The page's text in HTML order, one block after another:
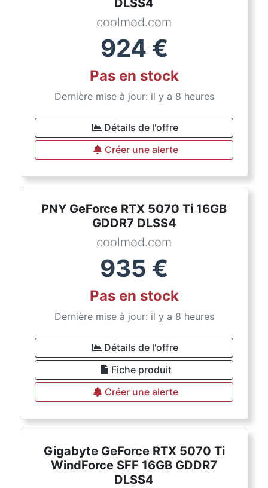
DLSS4
coolmod.com
924 €
Pas en stock
Dernière mise à jour: il y a 8 heures
Détails de l'offre
Créer une alerte
PNY GeForce RTX 5070 Ti 16GB
GDDR7 DLSS4
coolmod.com
935 €
Pas en stock
Dernière mise à jour: il y a 8 heures
Détails de l'offre
Fiche produit
Créer une alerte
Gigabyte GeForce RTX 5070 Ti
WindForce SFF 16GB GDDR7
DLSS4